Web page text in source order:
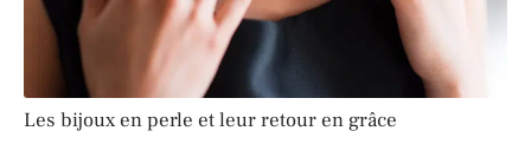
Les bijoux en perle et leur retour en grâce